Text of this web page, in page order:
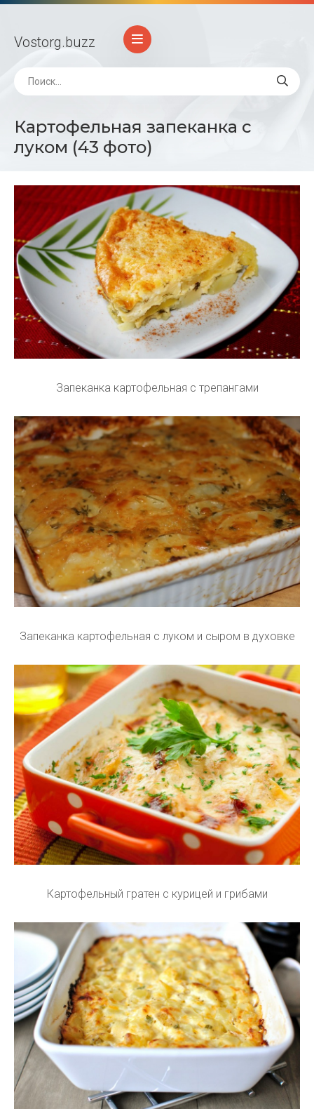
Vostorg.buzz
Картофельная запеканка с
луком (43 фото)
Запеканка картофельная с трепангами
Запеканка картофельная с луком и сыром в духовке
Картофельный гратен с курицей и грибами